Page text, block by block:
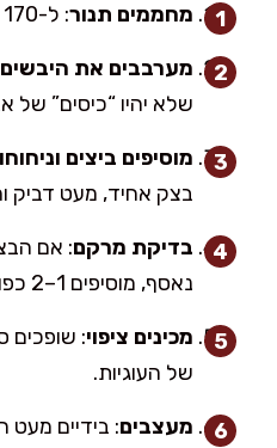
מחממים תנור: ל-170 מעלות (חום עליון-תחתון). מרפדים 2 תבניות בנייר אפייה.
מערבבים את היבשים
שלא יהיו “כיסים” של
מוסיפים ביצים
בצק אחיד, מעט דביק
בדיקת מרקם: אם
נאסף, מוסיפים 1–2 כפות קמח שקדים.
מכינים ציפוי: שופכים
של העוגיות.
מעצבים